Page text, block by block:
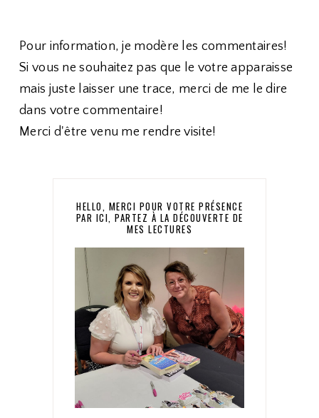
Pour information, je modère les commentaires!
Si vous ne souhaitez pas que le votre apparaisse
mais juste laisser une trace, merci de me le dire
dans votre commentaire!
Merci d'être venu me rendre visite!
HELLO, MERCI POUR VOTRE PRÉSENCE
PAR ICI, PARTEZ À LA DÉCOUVERTE DE
MES LECTURES